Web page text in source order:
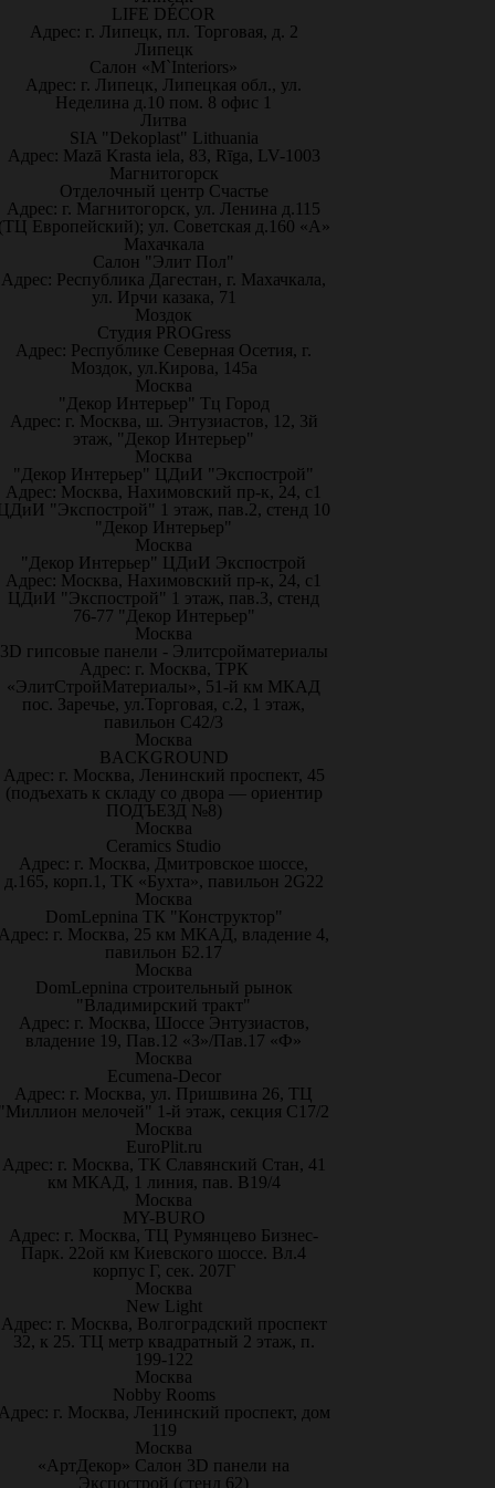
LIFE DÉCOR
Адрес: г. Липецк, пл. Торговая, д. 2
Липецк
Салон «M`Interiors»
Адрес: г. Липецк, Липецкая обл., ул.
Неделина д.10 пом. 8 офис 1
Литва
SIA "Dekoplast" Lithuania
Адрес: Mazā Krasta iela, 83, Rīga, LV-1003
Магнитогорск
Отделочный центр Счастье
Адрес: г. Магнитогорск, ул. Ленина д.115
Европейский); ул. Советская д.160 «А»
Махачкала
Салон "Элит Пол"
Адрес: Республика Дагестан, г. Махачкала,
ул. Ирчи казака, 71
Моздок
Студия PROGress
Адрес: Республике Северная Осетия, г.
Моздок, ул.Кирова, 145а
Москва
"Декор Интерьер" Тц Город
Адрес: г. Москва, ш. Энтузиастов, 12, 3й
этаж, "Декор Интерьер"
Москва
"Декор Интерьер" ЦДиИ "Экспострой"
Адрес: Москва, Нахимовский пр-к, 24, с1
"Экспострой" 1 этаж, пав.2, стенд 10
"Декор Интерьер"
Москва
"Декор Интерьер" ЦДиИ Экспострой
Адрес: Москва, Нахимовский пр-к, 24, с1
ЦДиИ "Экспострой" 1 этаж, пав.3, стенд
76-77 "Декор Интерьер"
Москва
3D гипсовые панели - Элитсройматериалы
Адрес: г. Москва, ТРК
«ЭлитСтройМатериалы», 51-й км МКАД
пос. Заречье, ул.Торговая, с.2, 1 этаж,
павильон С42/3
Москва
BACKGROUND
Адрес: г. Москва, Ленинский проспект, 45
(подъехать к складу со двора — ориентир
ПОДЪЕЗД №8)
Москва
Ceramics Studio
Адрес: г. Москва, Дмитровское шоссе,
д.165, корп.1, ТК «Бухта», павильон 2G22
Москва
DomLepnina ТК "Конструктор"
г. Москва, 25 км МКАД, владение 4,
павильон Б2.17
Москва
DomLepnina строительный рынок
"Владимирский тракт"
Адрес: г. Москва, Шоссе Энтузиастов,
владение 19, Пав.12 «З»/Пав.17 «Ф»
Москва
Ecumena-Decor
Адрес: г. Москва, ул. Пришвина 26, ТЦ
мелочей" 1-й этаж, секция С17/2
Москва
EuroPlit.ru
Адрес: г. Москва, ТК Славянский Стан, 41
км МКАД, 1 линия, пав. В19/4
Москва
MY-BURO
Адрес: г. Москва, ТЦ Румянцево Бизнес-
Парк. 22ой км Киевского шоссе. Вл.4
корпус Г, сек. 207Г
Москва
New Light
Адрес: г. Москва, Волгоградский проспект
32, к 25. ТЦ метр квадратный 2 этаж, п.
199-122
Москва
Nobby Rooms
г. Москва, Ленинский проспект, дом
119
Москва
«АртДекор» Салон 3D панели на
Экспострой (стенд 62)